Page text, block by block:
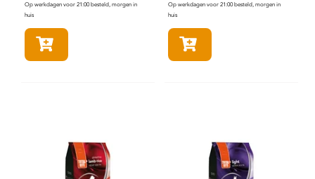
Op werkdagen voor 21:00 besteld, morgen in
huis
Op werkdagen voor 21:00 besteld, morgen in
huis